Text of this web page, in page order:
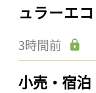
ュラーエ
3時間前
小売・宿